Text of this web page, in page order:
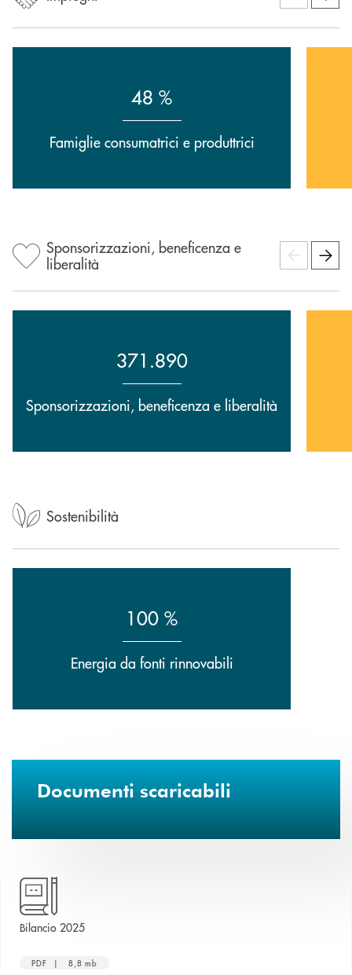
48 %
Famiglie consumatrici e produttrici
Sponsorizzazioni, beneficenza e
liberalità
371.890
Sponsorizzazioni, beneficenza e liberalità
Sostenibilità
100 %
Energia da fonti rinnovabili
Documenti scaricabili
Bilancio 2025apre una nuova finestra
PDF | 8,8 mb